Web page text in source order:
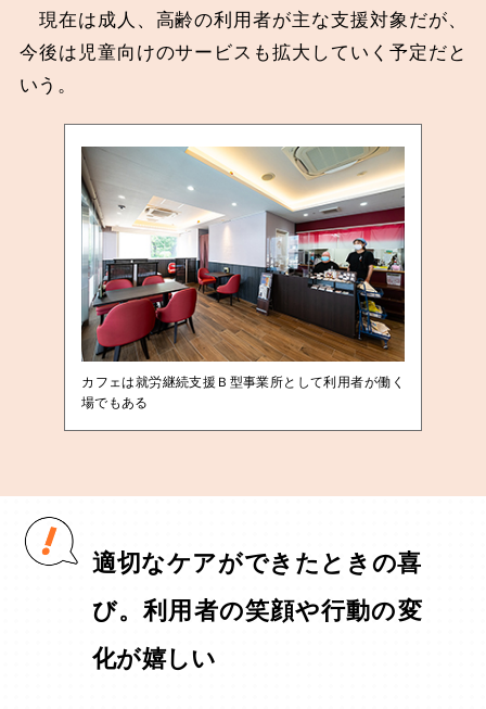
現在は成人、高齢の利用者が主な支援対象だが、
今後は児童向けのサービスも拡大していく予定だと
いう。
カフェは就労継続支援Ｂ型事業所として利用者が働く
場でもある
適切なケアができたときの喜
び。利用者の笑顔や行動の変
化が嬉しい